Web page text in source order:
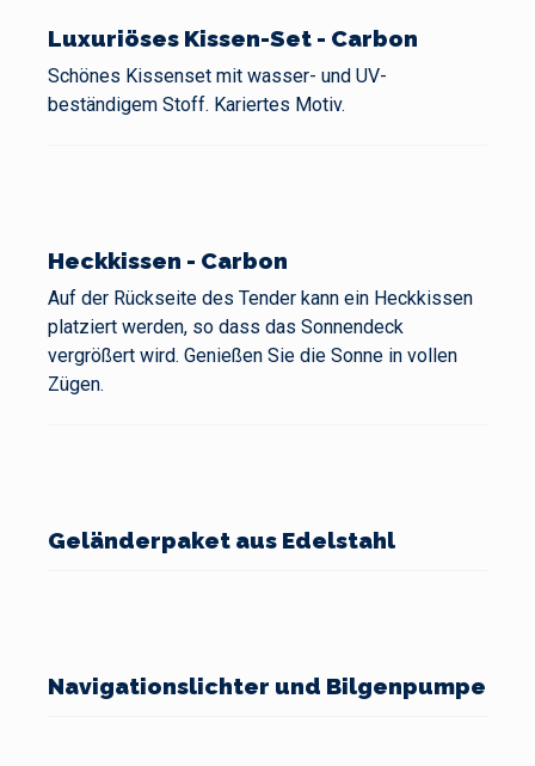
Luxuriöses Kissen-Set - Carbon
Schönes Kissenset mit wasser- und UV-
beständigem Stoff. Kariertes Motiv.
Heckkissen - Carbon
Auf der Rückseite des Tender kann ein Heckkissen
platziert werden, so dass das Sonnendeck
vergrößert wird. Genießen Sie die Sonne in vollen
Zügen.
Geländerpaket aus Edelstahl
Navigationslichter und Bilgenpumpe